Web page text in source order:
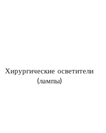
Хирургические осветители
(лампы)